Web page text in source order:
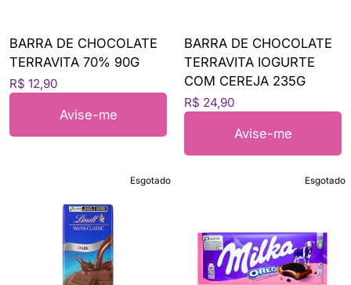
BARRA DE CHOCOLATE
TERRAVITA 70% 90G
R$ 12,90
Avise-me
BARRA DE CHOCOLATE
TERRAVITA IOGURTE
COM CEREJA 235G
R$ 24,90
Avise-me
Esgotado Esgotado